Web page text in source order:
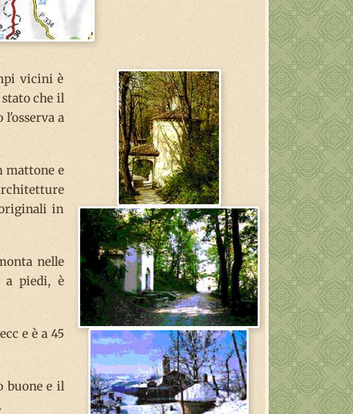
vicini è
stato che il
a
mattone e
in
nelle
a piedi, è
e è a 45
buone e il